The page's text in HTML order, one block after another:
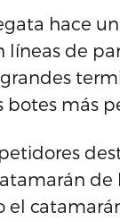
hace
líneas de
más
el